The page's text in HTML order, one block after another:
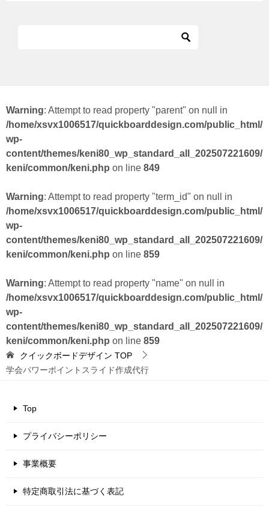
Warning: Attempt to read property "parent" on null in
/home/xsvx1006517/quickboarddesign.com/public_html/
wp-
content/themes/keni80_wp_standard_all_202507221609/
keni/common/keni.php on line 849
Warning: Attempt to read property "term_id" on null in
/home/xsvx1006517/quickboarddesign.com/public_html/
wp-
content/themes/keni80_wp_standard_all_202507221609/
keni/common/keni.php on line 859
Warning: Attempt to read property "name" on null in
/home/xsvx1006517/quickboarddesign.com/public_html/
wp-
content/themes/keni80_wp_standard_all_202507221609/
keni/common/keni.php on line 859
クイックボードデザイン TOP
学会パワーポイントスライド作成代行
Top
プライバシーポリシー
事業概要
特定商取引法に基づく表記